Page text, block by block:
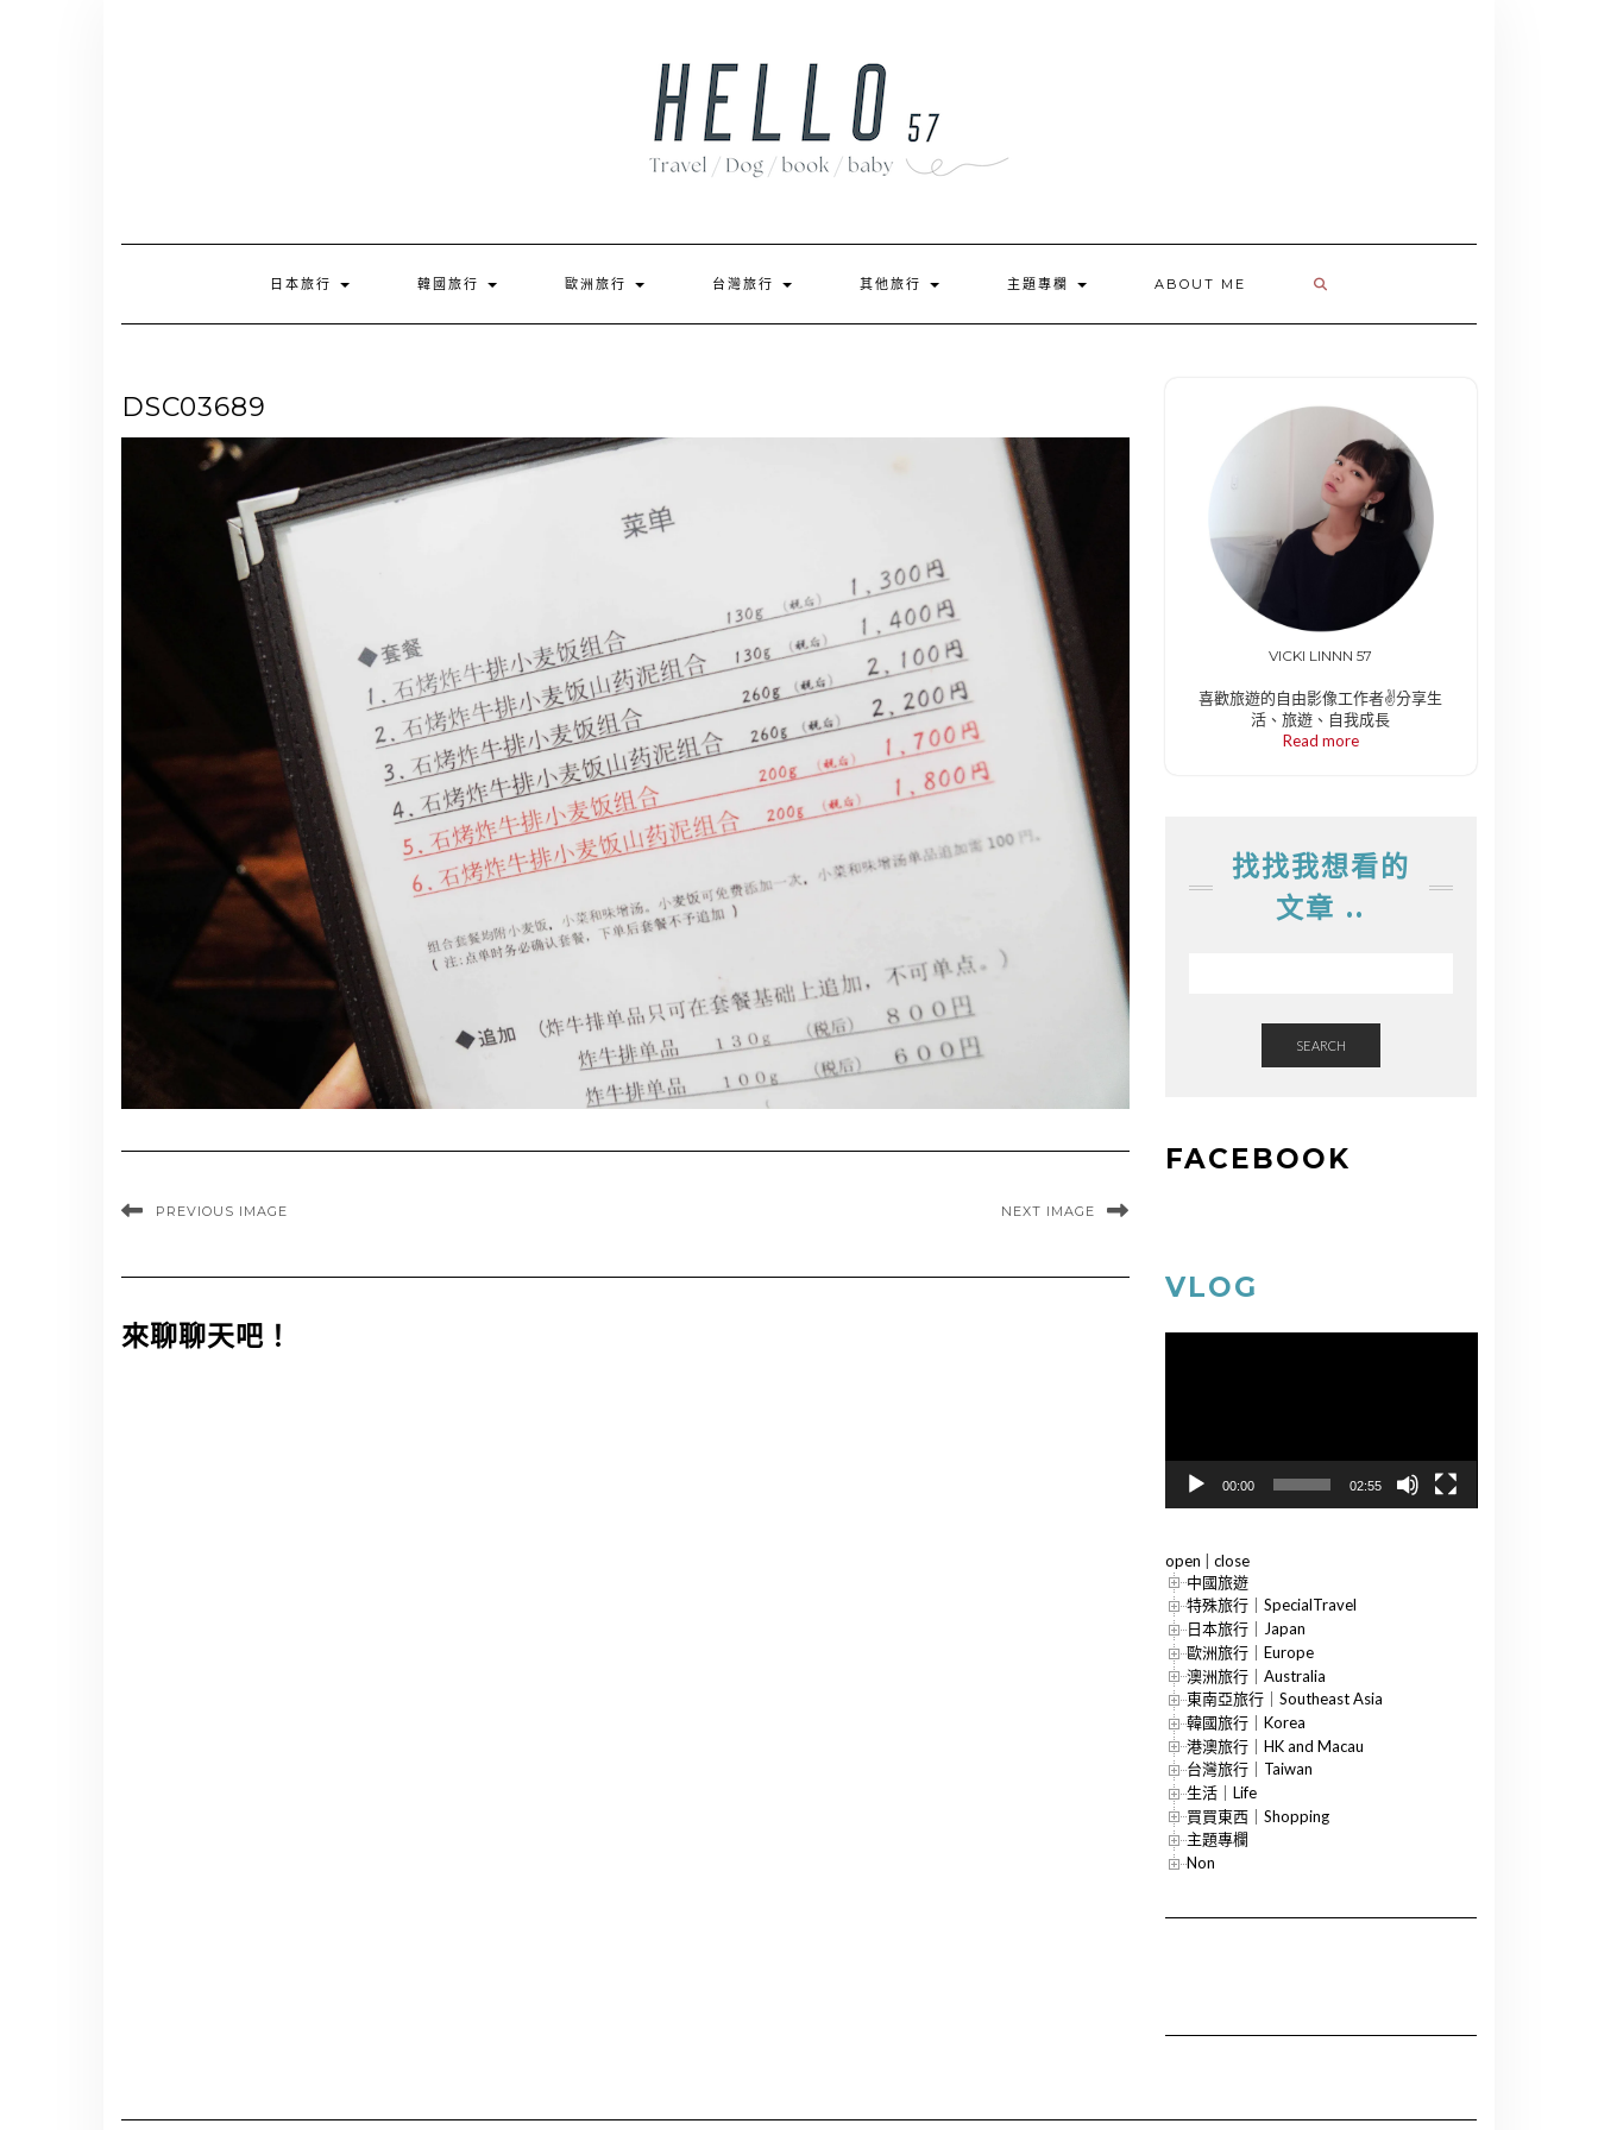
日本旅行 韓國旅行 歐洲旅行 台灣旅行 其他旅行 主題專欄 ABOUT ME
DSC03689
PREVIOUS IMAGE NEXT IMAGE
來聊聊天吧！
VICKI LINNN 57
喜歡旅遊的自由影像工作者✌️分享生
活、旅遊、自我成長
Read more
找找我想看的
文章 ..
SEARCH
FACEBOOK
VLOG
00:00 02:55
open
close
中國旅遊
特殊旅行｜SpecialTravel
日本旅行｜Japan
歐洲旅行｜Europe
澳洲旅行｜Australia
東南亞旅行｜Southeast Asia
韓國旅行｜Korea
港澳旅行｜HK and Macau
台灣旅行｜Taiwan
生活｜Life
買買東西｜Shopping
主題專欄
Non